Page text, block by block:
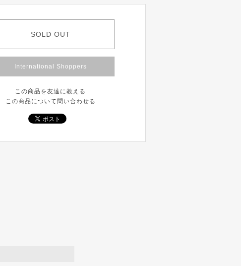
SOLD OUT
International Shoppers
この商品を友達に教える
この商品について問い合わせる